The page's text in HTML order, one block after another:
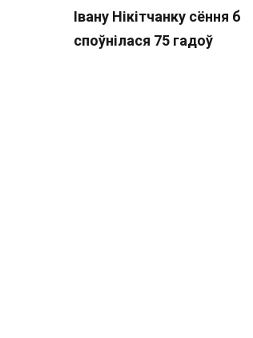
Івану Нікітчанку сёння б
споўнілася 75 гадоў